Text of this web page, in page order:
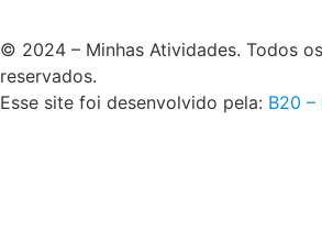
© 2024 – Minhas Atividades. Todos
reservados.
Esse site foi desenvolvido pela: B20